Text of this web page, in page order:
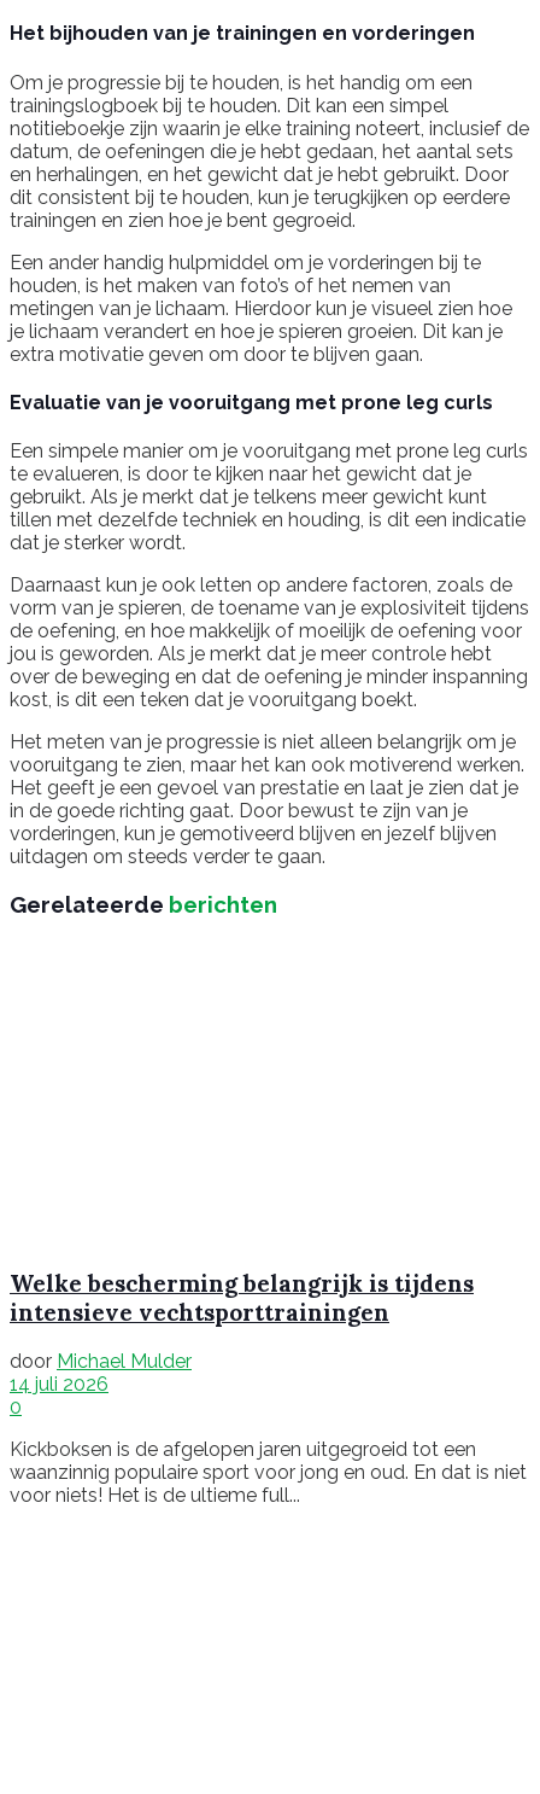
Het bijhouden van je trainingen en vorderingen
Om je progressie bij te houden, is het handig om een
trainingslogboek bij te houden. Dit kan een simpel
notitieboekje zijn waarin je elke training noteert, inclusief de
datum, de oefeningen die je hebt gedaan, het aantal sets
en herhalingen, en het gewicht dat je hebt gebruikt. Door
dit consistent bij te houden, kun je terugkijken op eerdere
trainingen en zien hoe je bent gegroeid.
Een ander handig hulpmiddel om je vorderingen bij te
houden, is het maken van foto’s of het nemen van
metingen van je lichaam. Hierdoor kun je visueel zien hoe
je lichaam verandert en hoe je spieren groeien. Dit kan je
extra motivatie geven om door te blijven gaan.
Evaluatie van je vooruitgang met prone leg curls
Een simpele manier om je vooruitgang met prone leg curls
te evalueren, is door te kijken naar het gewicht dat je
gebruikt. Als je merkt dat je telkens meer gewicht kunt
tillen met dezelfde techniek en houding, is dit een indicatie
dat je sterker wordt.
Daarnaast kun je ook letten op andere factoren, zoals de
vorm van je spieren, de toename van je explosiviteit tijdens
de oefening, en hoe makkelijk of moeilijk de oefening voor
jou is geworden. Als je merkt dat je meer controle hebt
over de beweging en dat de oefening je minder inspanning
kost, is dit een teken dat je vooruitgang boekt.
Het meten van je progressie is niet alleen belangrijk om je
vooruitgang te zien, maar het kan ook motiverend werken.
Het geeft je een gevoel van prestatie en laat je zien dat je
in de goede richting gaat. Door bewust te zijn van je
vorderingen, kun je gemotiveerd blijven en jezelf blijven
uitdagen om steeds verder te gaan.
Gerelateerde berichten
Welke bescherming belangrijk is tijdens
intensieve vechtsporttrainingen
door Michael Mulder
14 juli 2026
0
Kickboksen is de afgelopen jaren uitgegroeid tot een
waanzinnig populaire sport voor jong en oud. En dat is niet
voor niets! Het is de ultieme full...